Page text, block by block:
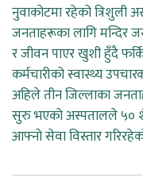
नुवाकोटमा रहेको त्रिशुली
जनताहरूका लागि मन्दिर
र जीवन पाएर खुशी हुँदै
कर्मचारीको स्वास्थ्य
अहिले तीन जिल्लाका
सुरु भएको अस्पतालले ५०
आफ्नो सेवा विस्तार